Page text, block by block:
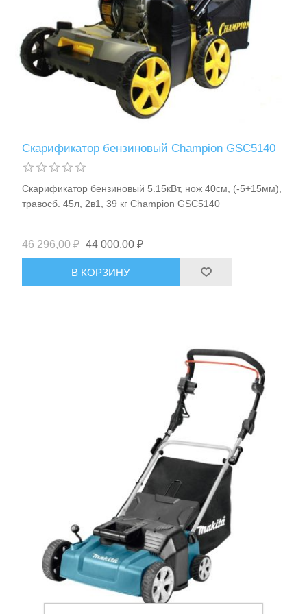
Грузоподъемное оборудование
Скарификатор бензиновый Champion GSC5140
Скарификатор бензиновый 5.15кВт, нож 40см, (-5+15мм),
травосб. 45л, 2в1, 39 кг Champion GSC5140
46 296,00 ₽ 44 000,00 ₽
В КОРЗИНУ